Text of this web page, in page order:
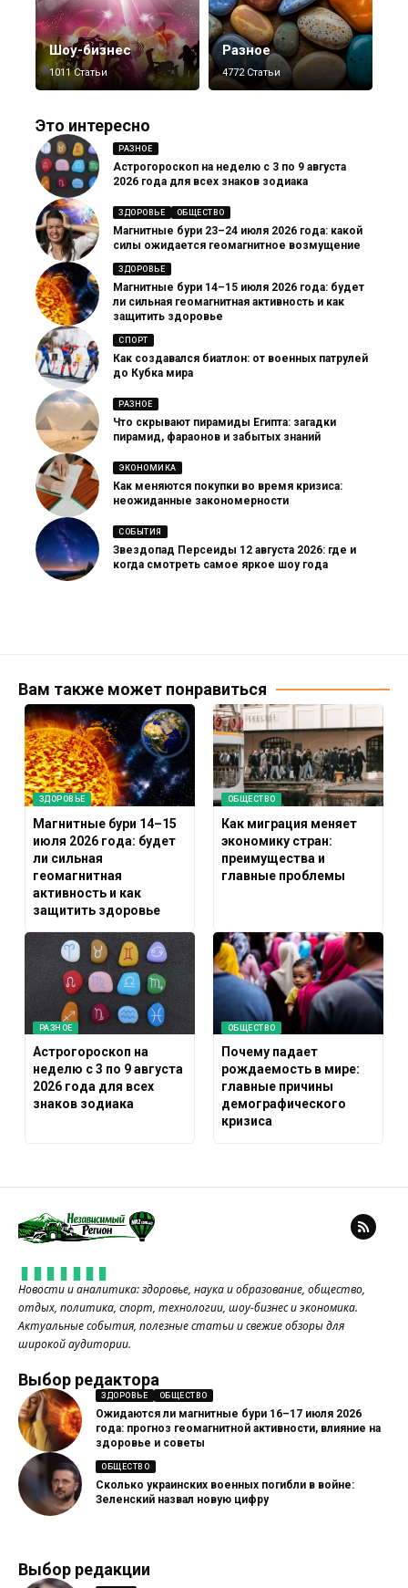
Шоу-бизнес
1011 Статьи
Разное
4772 Статьи
Это интересно
РАЗНОЕ
Астрогороскоп на неделю с 3 по 9 августа
2026 года для всех знаков зодиака
ЗДОРОВЬЕ ОБЩЕСТВО
Магнитные бури 23–24 июля 2026 года: какой
силы ожидается геомагнитное возмущение
ЗДОРОВЬЕ
Магнитные бури 14–15 июля 2026 года: будет
ли сильная геомагнитная активность и как
защитить здоровье
СПОРТ
Как создавался биатлон: от военных патрулей
до Кубка мира
РАЗНОЕ
Что скрывают пирамиды Египта: загадки
пирамид, фараонов и забытых знаний
ЭКОНОМИКА
Как меняются покупки во время кризиса:
неожиданные закономерности
СОБЫТИЯ
Звездопад Персеиды 12 августа 2026: где и
когда смотреть самое яркое шоу года
Вам также может понравиться
ЗДОРОВЬЕ
Магнитные бури 14–15
июля 2026 года: будет
ли сильная
геомагнитная
активность и как
защитить здоровье
ОБЩЕСТВО
Как миграция меняет
экономику стран:
преимущества и
главные проблемы
РАЗНОЕ
Астрогороскоп на
неделю с 3 по 9 августа
2026 года для всех
знаков зодиака
ОБЩЕСТВО
Почему падает
рождаемость в мире:
главные причины
демографического
кризиса
Новости и аналитика: здоровье, наука и образование, общество,
отдых, политика, спорт, технологии, шоу-бизнес и экономика.
Актуальные события, полезные статьи и свежие обзоры для
широкой аудитории.
Выбор редактора
ЗДОРОВЬЕ ОБЩЕСТВО
Ожидаются ли магнитные бури 16–17 июля 2026
года: прогноз геомагнитной активности, влияние на
здоровье и советы
ОБЩЕСТВО
Сколько украинских военных погибли в войне:
Зеленский назвал новую цифру
Выбор редакции